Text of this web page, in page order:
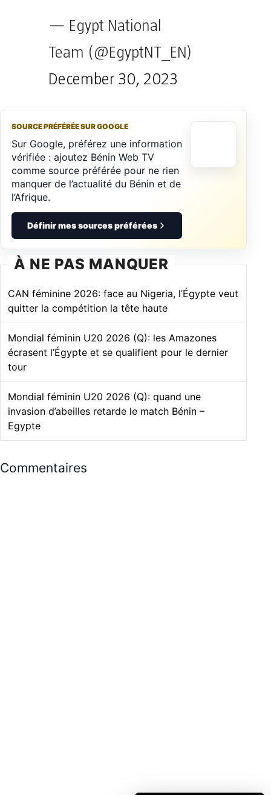
— Egypt National
Team (@EgyptNT_EN)
December 30, 2023
SOURCE PRÉFÉRÉE SUR GOOGLE
Sur Google, préférez une information
vérifiée : ajoutez Bénin Web TV
comme source préférée pour ne rien
manquer de l’actualité du Bénin et de
l’Afrique.
Définir mes sources préférées
À NE PAS MANQUER
CAN féminine 2026: face au Nigeria, l’Égypte veut
quitter la compétition la tête haute
Mondial féminin U20 2026 (Q): les Amazones
écrasent l’Égypte et se qualifient pour le dernier
tour
Mondial féminin U20 2026 (Q): quand une
invasion d’abeilles retarde le match Bénin –
Egypte
Commentaires